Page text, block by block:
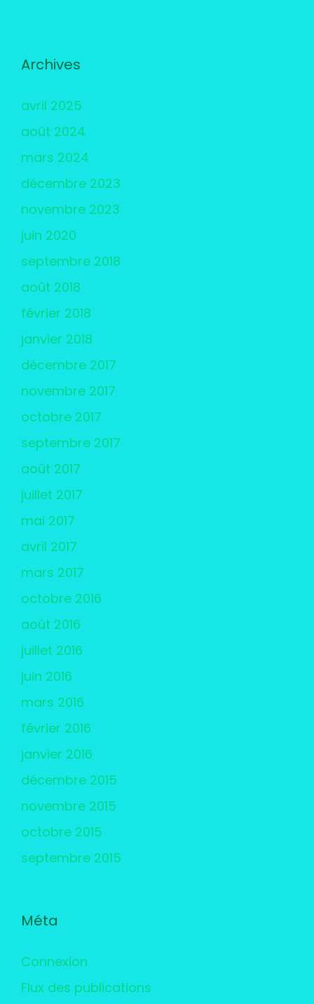
Archives
avril 2025
août 2024
mars 2024
décembre 2023
novembre 2023
juin 2020
septembre 2018
août 2018
février 2018
janvier 2018
décembre 2017
novembre 2017
octobre 2017
septembre 2017
août 2017
juillet 2017
mai 2017
avril 2017
mars 2017
octobre 2016
août 2016
juillet 2016
juin 2016
mars 2016
février 2016
janvier 2016
décembre 2015
novembre 2015
octobre 2015
septembre 2015
Méta
Connexion
Flux des publications